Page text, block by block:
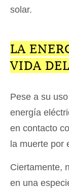
solar.
LA
VIDA
Pese a su
energía
en contacto
la muerte por
Ciertamente,
en una